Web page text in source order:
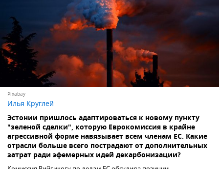
Pixabay
Илья Круглей
Эстонии пришлось адаптироваться к новому пункту
"зеленой сделки", которую Еврокомиссия в крайне
агрессивной форме навязывает всем членам ЕС. Какие
отрасли больше всего пострадают от дополнительных
затрат ради эфемерных идей декарбонизации?